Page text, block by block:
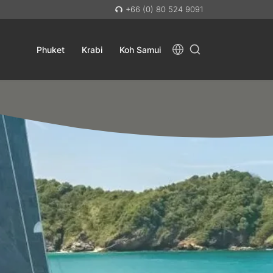
+66 (0) 80 524 9091
Phuket Krabi Koh Samui